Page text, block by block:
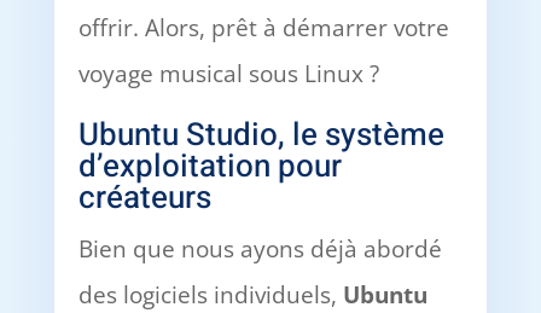
offrir. Alors, prêt à démarrer votre
voyage musical sous Linux ?
Ubuntu Studio, le système
d’exploitation pour
créateurs
Bien que nous ayons déjà abordé
des logiciels individuels, Ubuntu